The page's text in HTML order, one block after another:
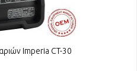
Imperia CT-30